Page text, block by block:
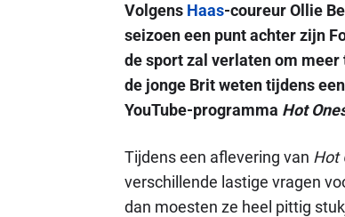
Volgens Haas-coureur Ollie
seizoen een punt achter zijn
de sport zal verlaten om
de jonge Brit weten tijdens
YouTube-programma Hot
Tijdens een aflevering van Hot
verschillende lastige vragen
dan moesten ze heel pittig